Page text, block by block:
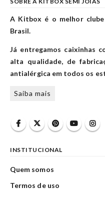
A Kitbox é o melhor
Brasil.
Já entregamos caixinhas
alta qualidade, de
antialérgica em todos os
Saiba mais
INSTITUCIONAL
Quem somos
Termos de uso